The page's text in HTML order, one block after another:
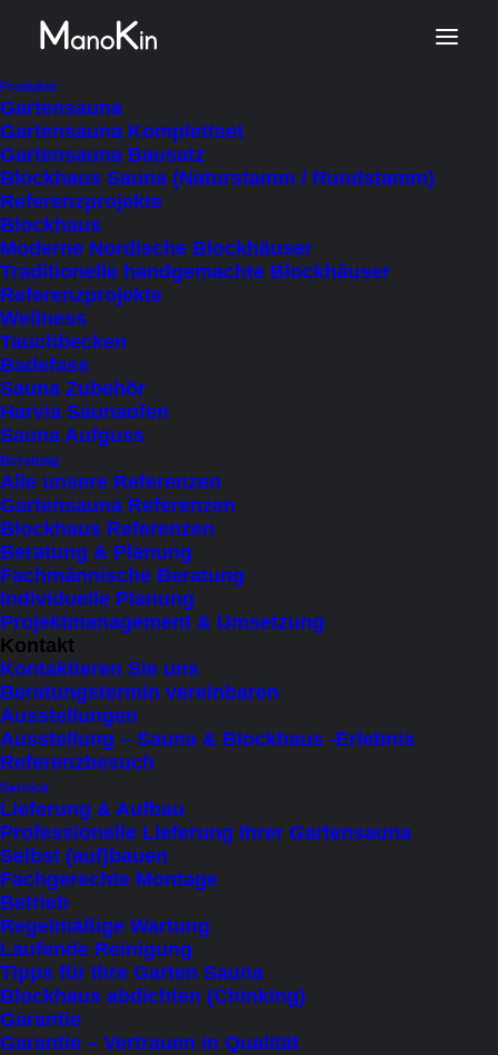
Produkte
Gartensauna
Gartensauna Komplettset
Gartensauna Bausatz
Blockhaus Sauna (Naturstamm / Rundstamm)
Referenzprojekte
Blockhaus
Moderne Nordische Blockhäuser
Traditionelle handgemachte Blockhäuser
Referenzprojekte
Wellness
Tauchbecken
Badefass
Sauna Zubehör
Harvia Saunaofen
Sauna Aufguss
Beratung
Alle unsere Referenzen
Gartensauna Referenzen
Blockhaus Referenzen
Beratung & Planung
Fachmännische Beratung
Individuelle Planung
Projektmanagement & Umsetzung
Kontakt
Kontaktieren Sie uns
Beratungstermin vereinbaren
Ausstellungen
Ausstellung – Sauna & Blockhaus -Erlebnis
Referenzbesuch
Service
Lieferung & Aufbau
Professionelle Lieferung Ihrer Gartensauna
Selbst (auf)bauen
Fachgerechte Montage
Betrieb
Regelmäßige Wartung
Laufende Reinigung
Tipps für Ihre Garten Sauna
Blockhaus abdichten (Chinking)
Garantie
Garantie – Vertrauen in Qualität
Start
Nein
Nein
FILTER AUSBLENDEN
NACH AKTUALITÄT SORTIEREN
NACH PREIS SORTIEREN: AUFSTEIGEND
11 items
× Close
Produktkategorie
Kapazität
1 Person liegend
bis 3 Personen (sitzend)(2)
bis 4 Personen (sitzend)
bis 5 Personen (sitzend)
bis 6 Personen (sitzend)
bis 7 Personen (sitzend)
bis 8 Personen (sitzend)(2)